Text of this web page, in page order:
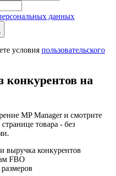
данных
условия пользовательского
конкурентов на
MP Manager и смотрите
товара - без
выручка конкурентов
FBO